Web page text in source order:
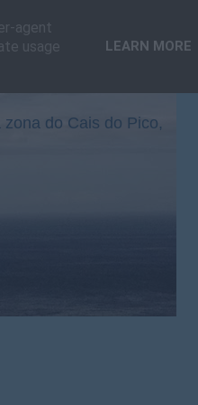
do Cais do Pico,
agent
usage
LEARN MORE